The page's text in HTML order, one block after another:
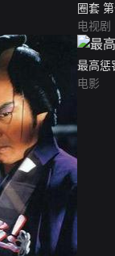
圈套
电视剧
最高惩
电影